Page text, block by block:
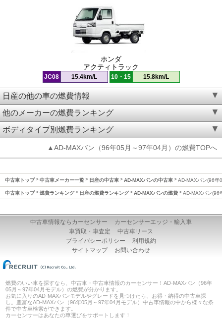
ホンダ
アクティトラック
JC08 15.4km/L 10・15 15.8km/L
日産の他の車の燃費情報
他のメーカーの燃費ランキング
ボディタイプ別燃費ランキング
▲AD-MAXバン（96年05月～97年04月）の燃費TOPへ
中古車トップ 中古車メーカー一覧 日産の中古車 AD-MAXバンの中古車 AD-MAXバン(96年
中古車トップ 燃費ランキング 日産の燃費ランキング AD-MAXバンの燃費 AD-MAXバン(96
中古車情報ならカーセンサー
カーセンサーエッジ・輸入車
車買取・車査定
中古車リース
プライバシーポリシー
利用規約
サイトマップ
お問い合わせ
燃費のいい車を探すなら、中古車・中古車情報のカーセンサー！AD-MAXバン（96年
05月～97年04月モデル）の燃費が分かります。
お気に入りのAD-MAXバンモデルやグレードを見つけたら、お得・納得の中古車探
し。豊富なAD-MAXバン（96年05月～97年04月モデル）中古車情報の中から様々な条
件で中古車検索ができます。
カーセンサーはあなたの車選びをサポートします！